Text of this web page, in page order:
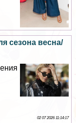
сезона весна/
02 07 2026 11:14:17